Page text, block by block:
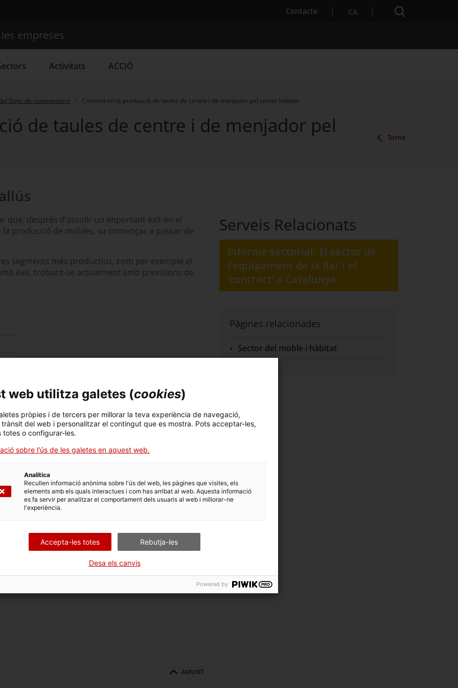
Contacte . Obre en una nova finestra.
CA Cercador
Cercador
d'innovació Convocatòries d'ajuts obertes Últimes notícies Properes activitats
empreses
Activitats ACCIÓ
Banc de coneixement Creixent en la producció de taules de centre i de menjador pel sector hàbitat
de taules de centre i de menjador pel
Torna
que, després d'assolir un important èxit en el
producció de mobles, va començar a passar de
segments més productius, com per exemple el
èxit, trobant-se actualment amb previsions de
Creixent en la producció de taules de
centre i de menjador pel sector hàbitat
des de
li va donar
cap a la
de menjador.
per part dels
250.000 euros
per Josep
a donar fruits
distribució. Un
moblesKibuk , així
del sector.
és el mitjà i mitjà-
en moments
de plantilla. S'ha reconvertit la xarxa de comercials
és cenyir-se al mercat espanyol, l'aparició de
un futur amb orientació europea.
AMUNT
AMUNT
Serveis Relacionats
Informe sectorial: El sector de
l'equipament de la llar i el
'contract' a Catalunya
Pàgines relacionades
Sector del moble i hàbitat
web utilitza galetes (cookies)
pròpies i de tercers per millorar la teva experiència de navegació,
del web i personalitzar el contingut que es mostra. Pots acceptar-les,
totes o configurar-les.
sobre l'ús de les galetes en aquest web.
Analítica
Recullen informació anònima sobre l'ús del web, les pàgines que visites, els
elements amb els quals interactues i com has arribat al web. Aquesta informació
es fa servir per analitzar el comportament dels usuaris al web i millorar-ne
l'experiència.
Accepta-les totes Rebutja-les
Desa els canvis
Powered by